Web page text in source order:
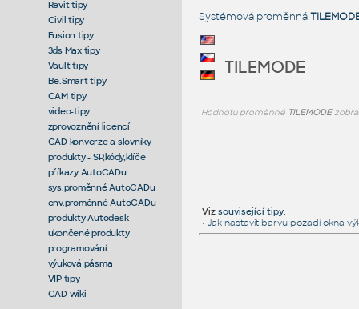
Revit tipy
Civil tipy
Fusion tipy
3ds Max tipy
Vault tipy
Be.Smart tipy
CAM tipy
video-tipy
zprovoznění licencí
CAD konverze a slovníky
produkty - SP,kódy,klíče
příkazy AutoCADu
sys.proměnné AutoCADu
env.proměnné AutoCADu
produkty Autodesk
ukončené produkty
programování
výuková pásma
VIP tipy
CAD wiki
Systémová proměnná
TILEMODE
Hodnotu proměnné TILEMODE
Viz související tipy:
• Jak nastavit barvu pozadí okna